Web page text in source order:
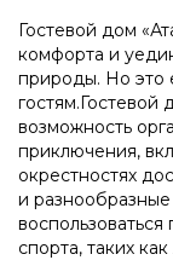
Гостевой дом
комфорта и
природы. Но это
гостям.Гостевой
возможность
приключения,
окрестностях
и
спорта, таких